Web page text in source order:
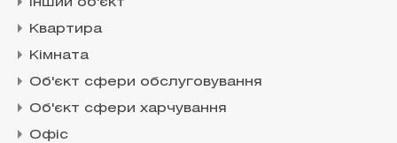
Інший об'єкт
Квартира
Кімната
Об'єкт сфери обслуговування
Об'єкт сфери харчування
Офіс